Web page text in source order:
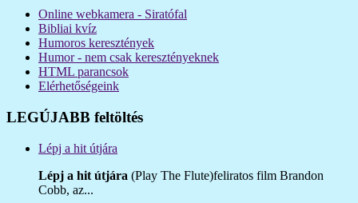
Online webkamera - Siratófal
Bibliai kvíz
Humoros keresztények
Humor - nem csak keresztényeknek
HTML parancsok
Elérhetőségeink
LEGÚJABB feltöltés
Lépj a hit útjára
Lépj a hit útjára (Play The Flute)feliratos film Brandon
Cobb, az...